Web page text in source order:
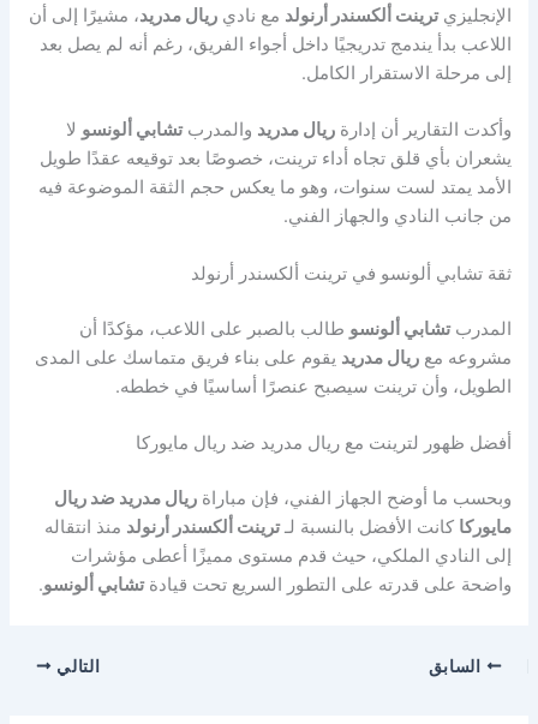
الإنجليزيترينت ألكسندر أرنولد مع ناديريال مدريد، مشيرًا إلى أن
اللاعب بدأ يندمج تدريجيًا داخل أجواء الفريق، رغم أنه لم يصل بعد
إلى مرحلة الاستقرار الكامل.
وأكدت التقارير أن إدارةريال مدريد والمدربتشابي ألونسو لا
يشعران بأي قلق تجاه أداء ترينت، خصوصًا بعد توقيعه عقدًا طويل
الأمد يمتد لست سنوات، وهو ما يعكس حجم الثقة الموضوعة فيه
من جانب النادي والجهاز الفني.
ثقة تشابي ألونسو في ترينت ألكسندر أرنولد
المدربتشابي ألونسو طالب بالصبر على اللاعب، مؤكدًا أن
مشروعه معريال مدريد يقوم على بناء فريق متماسك على المدى
الطويل، وأن ترينت سيصبح عنصرًا أساسيًا في خططه.
أفضل ظهور لترينت مع ريال مدريد ضد ريال مايوركا
وبحسب ما أوضح الجهاز الفني، فإن مباراةريال مدريد ضد ريال
مايوركا كانت الأفضل بالنسبة لـترينت ألكسندر أرنولد منذ انتقاله
إلى النادي الملكي، حيث قدم مستوى مميزًا أعطى مؤشرات
واضحة على قدرته على التطور السريع تحت قيادةتشابي ألونسو.
السابق التالي